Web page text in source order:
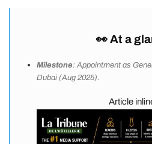
👀 At a
Milestone: Appointment as
Dubai (Aug 2025).
Article